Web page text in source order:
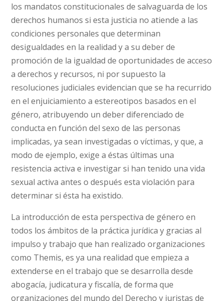
los mandatos constitucionales de salvaguarda de los
derechos humanos si esta justicia no atiende a las
condiciones personales que determinan
desigualdades en la realidad y a su deber de
promoción de la igualdad de oportunidades de acceso
a derechos y recursos, ni por supuesto la
resoluciones judiciales evidencian que se ha recurrido
en el enjuiciamiento a estereotipos basados en el
género, atribuyendo un deber diferenciado de
conducta en función del sexo de las personas
implicadas, ya sean investigadas o víctimas, y que, a
modo de ejemplo, exige a éstas últimas una
resistencia activa e investigar si han tenido una vida
sexual activa antes o después esta violación para
determinar si ésta ha existido.
La introducción de esta perspectiva de género en
todos los ámbitos de la práctica jurídica y gracias al
impulso y trabajo que han realizado organizaciones
como Themis, es ya una realidad que empieza a
extenderse en el trabajo que se desarrolla desde
abogacía, judicatura y fiscalía, de forma que
organizaciones del mundo del Derecho y juristas de